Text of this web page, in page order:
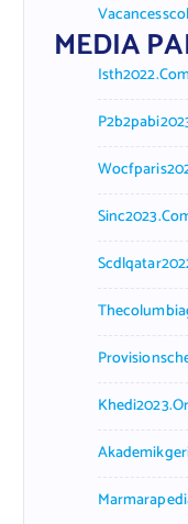
MEDIA
Isth2022.com